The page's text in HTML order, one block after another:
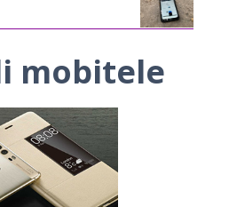
mobitele